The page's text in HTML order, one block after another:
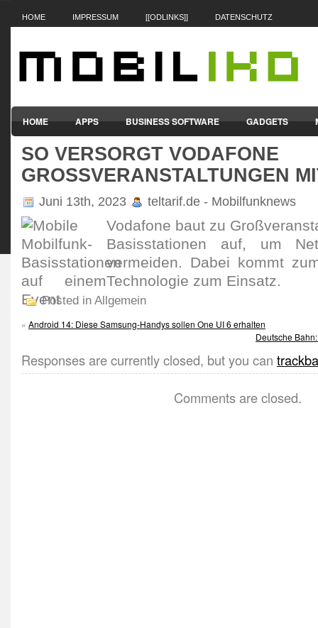
HOME IMPRESSUM [[ODLINKS]] DATENSCHUTZ
HOME APPS BUSINESS SOFTWARE GADGETS
SMARTPHONES & HANDYS TABLET-PCS VERTRÄGE &
SO VERSORGT VODAFONE
GROSSVERANSTALTUNGEN
Juni 13th, 2023 teltarif.de - Mobilfunknews
Voda­fone baut zu
Basis­sta­tionen auf, um
vermeiden. Dabei kommt
Tech­nologie zum Einsatz.
Posted in Allgemein
« Android 14: Diese Samsung-Handys sollen One UI 6 erhalten
Deutsche
Responses are currently closed, but you can
Comments are closed.